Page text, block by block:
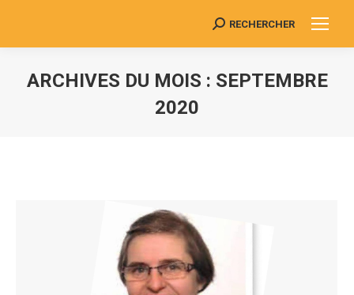
Search:
RECHERCHER
ARCHIVES DU MOIS : SEPTEMBRE
2020